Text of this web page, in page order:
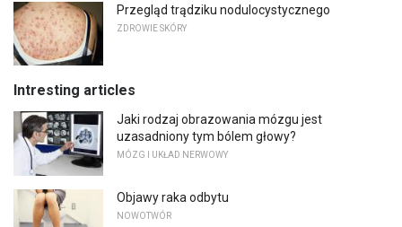
Przegląd trądziku nodulocystycznego
ZDROWIE SKÓRY
Intresting articles
Jaki rodzaj obrazowania mózgu jest
uzasadniony tym bólem głowy?
MÓZG I UKŁAD NERWOWY
Objawy raka odbytu
NOWOTWÓR